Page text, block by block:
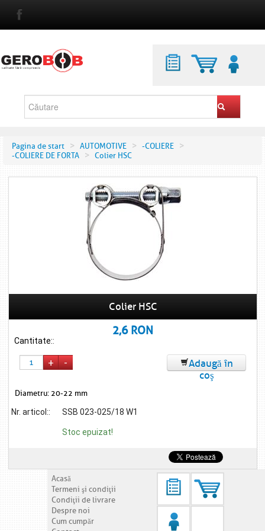
Pagina de start > AUTOMOTIVE > -COLIERE >
-COLIERE DE FORTA > Colier HSC
Colier HSC
2,6 RON
Cantitate::
+ -
Adaugă în
coş
Diametru: 20-22 mm
Nr. articol:: SSB 023-025/18 W1
Stoc epuizat!
Acasă
Termeni şi condiţii
Condiţii de livrare
Despre noi
Cum cumpăr